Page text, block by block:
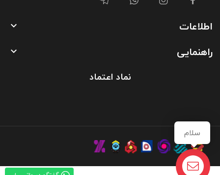
اطلاعات 
راهنمایی 
نماد اعتماد
سلام